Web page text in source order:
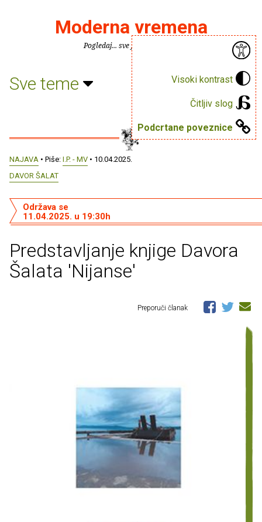
Visoki kontrast
Čitljiv slog
Podcrtane poveznice
Moderna vremena
Pogledaj... sve je puno knjiga.
Sve teme
NAJAVA • Piše: I.P. - MV • 10.04.2025.
DAVOR ŠALAT
Predstavljanje knjige Davora
Šalata 'Nijanse'
Održava se
11.04.2025. u 19:30h
Preporuči članak